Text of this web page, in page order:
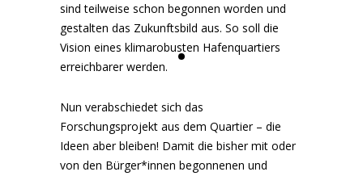
sind teilweise schon begonnen worden und
gestalten das Zukunftsbild aus. So soll die
Vision eines klimarobusten Hafenquartiers
erreichbarer werden.
Nun verabschiedet sich das
Forschungsprojekt aus dem Quartier – die
Ideen aber bleiben! Damit die bisher mit oder
von den Bürger*innen begonnenen und